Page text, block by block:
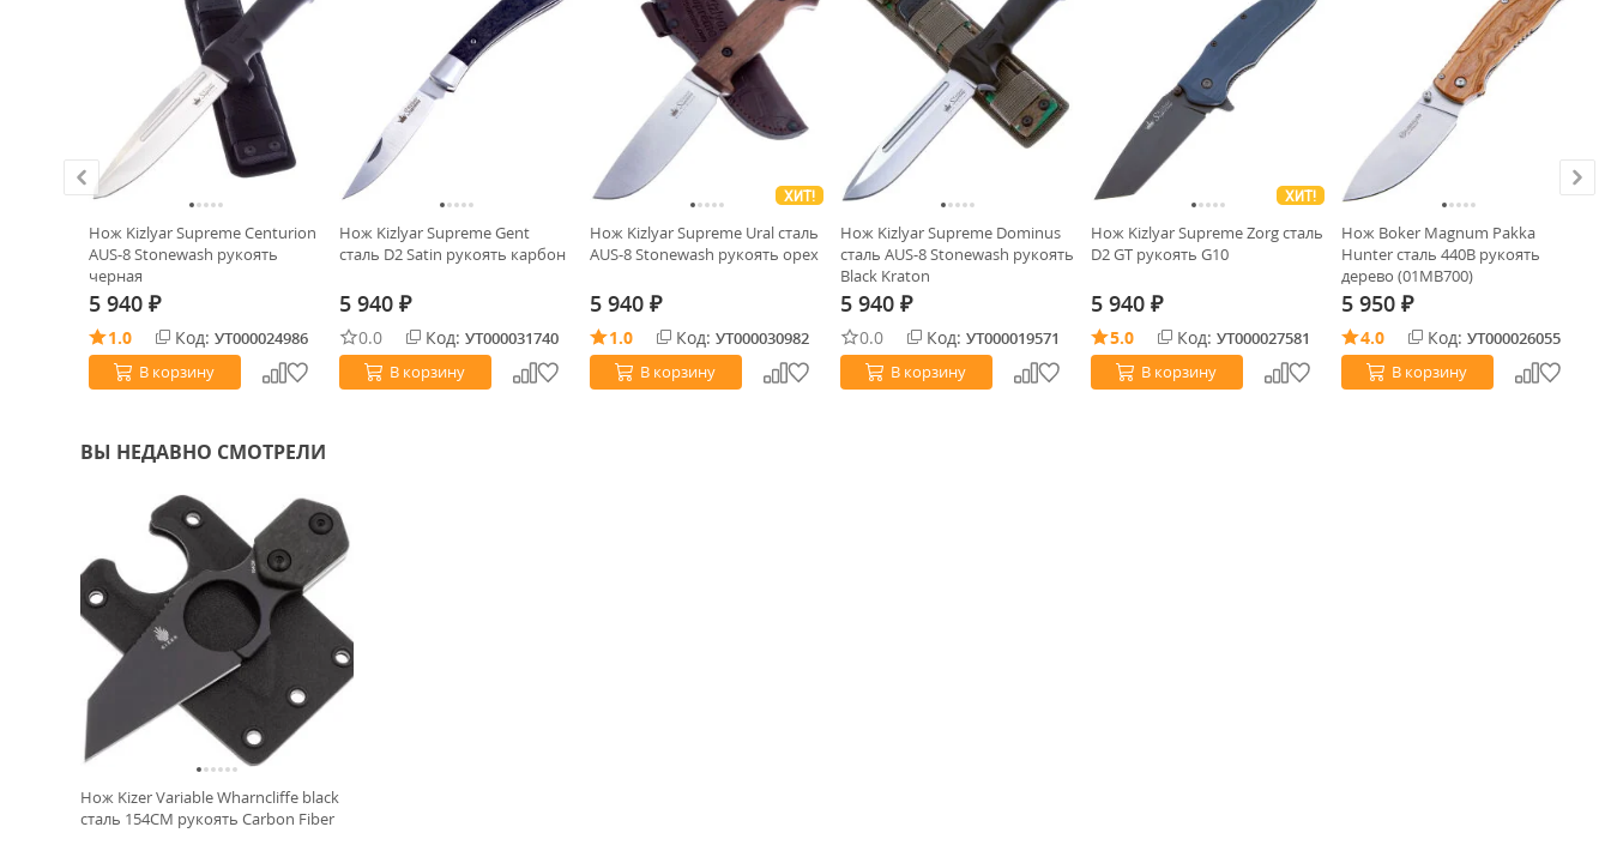
Нож Kizlyar Supreme Centurion
AUS-8 Stonewash рукоять
черная
5 940 ₽
1.0 Код: УТ000024986
В корзину
Нож Kizlyar Supreme Gent
сталь D2 Satin рукоять карбон
5 940 ₽
0.0 Код: УТ000031740
В корзину
ХИТ!
Нож Kizlyar Supreme Ural сталь
AUS-8 Stonewash рукоять орех
5 940 ₽
1.0 Код: УТ000030982
В корзину
Нож Kizlyar Supreme Dominus
сталь AUS-8 Stonewash рукоять
Black Kraton
5 940 ₽
0.0 Код: УТ000019571
В корзину
ХИТ!
Нож Kizlyar Supreme Zorg сталь
D2 GT рукоять G10
5 940 ₽
5.0 Код: УТ000027581
В корзину
Нож Boker Magnum Pakka
Hunter сталь 440B рукоять
дерево (01MB700)
5 950 ₽
4.0 Код: УТ000026055
В корзину
ВЫ НЕДАВНО СМОТРЕЛИ
Нож Kizer Variable Wharncliffe black
сталь 154CM рукоять Carbon Fiber